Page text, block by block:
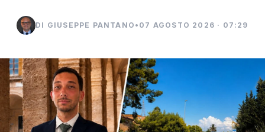
DI GIUSEPPE PANTANO • 07 AGOSTO 2026 · 07:29